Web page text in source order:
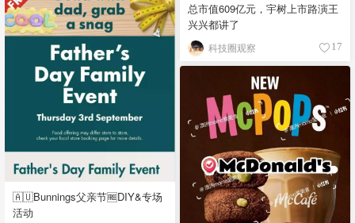
总市值609亿元，宇树上市路演王
兴兴都讲了
科技圈观察 17
🇦🇺Bunnings父亲节🆓DIY&专场
活动